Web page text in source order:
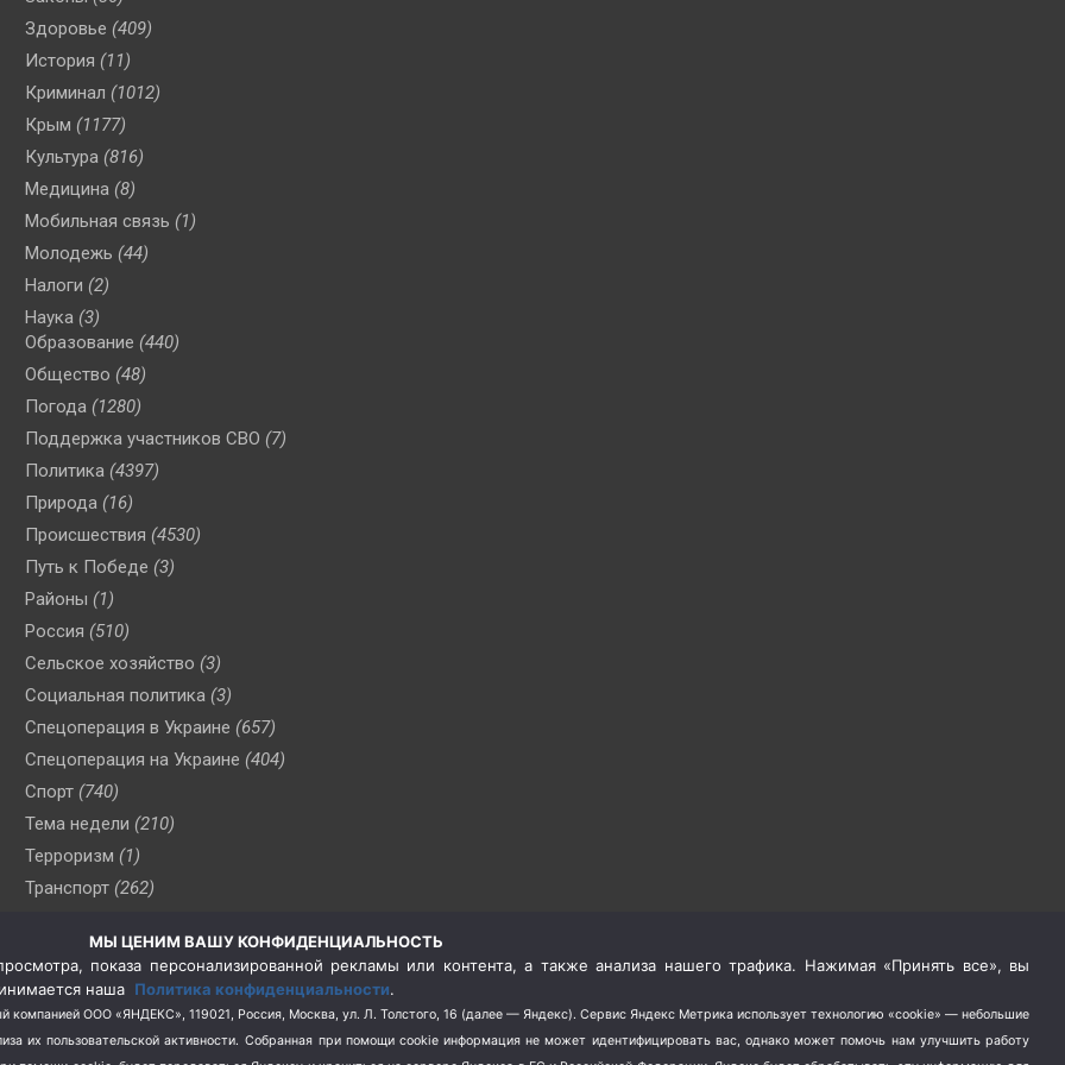
Здоровье (409)
История (11)
Криминал (1012)
Крым (1177)
Культура (816)
Медицина (8)
Мобильная связь (1)
Молодежь (44)
Налоги (2)
Наука (3)
Образование (440)
Общество (48)
Погода (1280)
Поддержка участников СВО (7)
Политика (4397)
Природа (16)
Происшествия (4530)
Путь к Победе (3)
Районы (1)
Россия (510)
Сельское хозяйство (3)
Социальная политика (3)
Спецоперация в Украине (657)
Спецоперация на Украине (404)
Спорт (740)
Тема недели (210)
Терроризм (1)
Транспорт (262)
(76)
Цены (2)
Школа и спорт (2)
Экология (8)
МЫ ЦЕНИМ ВАШУ КОНФИДЕНЦИАЛЬНОСТЬ
показа персонализированной рекламы или контента, а также анализа нашего трафика. Нажимая «Принять все», вы
наша Политика конфиденциальности.
компанией ООО «ЯНДЕКС», 119021, Россия, Москва, ул. Л. Толстого, 16 (далее — Яндекс). Сервис Яндекс Метрика использует технологию «cookie» — небольшие
их пользовательской активности. Собранная при помощи cookie информация не может идентифицировать вас, однако может помочь нам улучшить работу